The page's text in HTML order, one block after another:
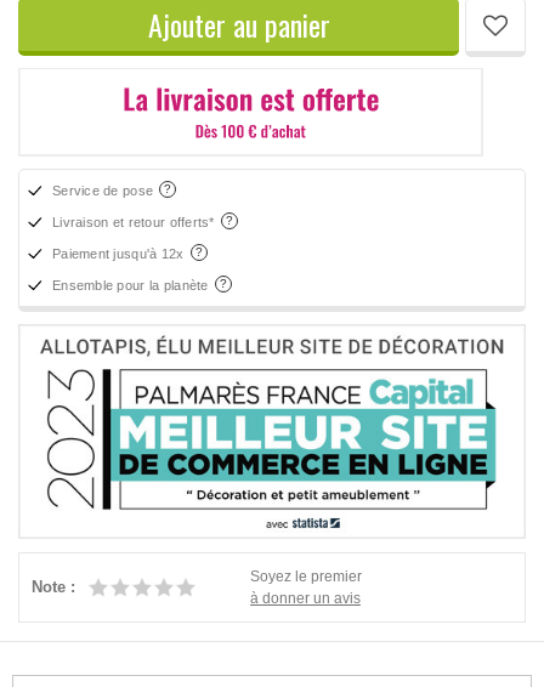
Ajouter au panier
Service de pose
Livraison et retour offerts*
Paiement jusqu'à 12x
Ensemble pour la planète
Note :
Soyez le premier
à donner un avis